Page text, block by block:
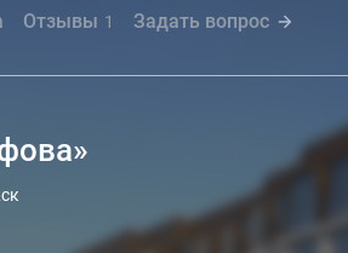
Отзывы 1 Задать вопрос